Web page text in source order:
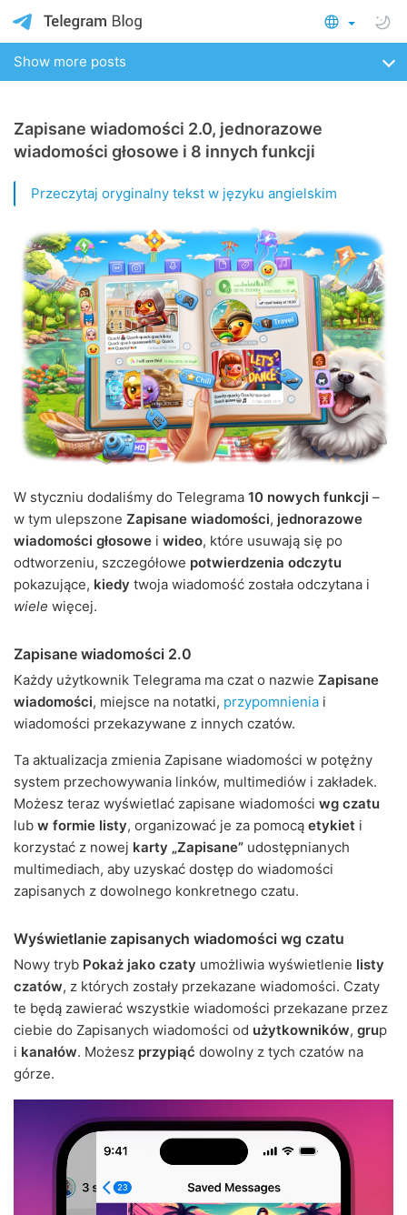
Show more posts
Zapisane wiadomości 2.0, jednorazowe
wiadomości głosowe i 8 innych funkcji
Przeczytaj oryginalny tekst w języku angielskim
W styczniu dodaliśmy do Telegrama 10 nowych funkcji –
w tym ulepszone Zapisane wiadomości, jednorazowe
wiadomości głosowe i wideo, które usuwają się po
odtworzeniu, szczegółowe potwierdzenia odczytu
pokazujące, kiedy twoja wiadomość została odczytana i
wiele więcej.
Zapisane wiadomości 2.0
Każdy użytkownik Telegrama ma czat o nazwie Zapisane
wiadomości, miejsce na notatki, przypomnienia i
wiadomości przekazywane z innych czatów.
Ta aktualizacja zmienia Zapisane wiadomości w potężny
system przechowywania linków, multimediów i zakładek.
Możesz teraz wyświetlać zapisane wiadomości wg czatu
lub w formie listy, organizować je za pomocą etykiet i
korzystać z nowej karty „Zapisane” udostępnianych
multimediach, aby uzyskać dostęp do wiadomości
zapisanych z dowolnego konkretnego czatu.
Wyświetlanie zapisanych wiadomości wg czatu
Nowy tryb Pokaż jako czaty umożliwia wyświetlenie listy
czatów, z których zostały przekazane wiadomości. Czaty
te będą zawierać wszystkie wiadomości przekazane przez
ciebie do Zapisanych wiadomości od użytkowników, grup
i kanałów. Możesz przypiąć dowolny z tych czatów na
górze.